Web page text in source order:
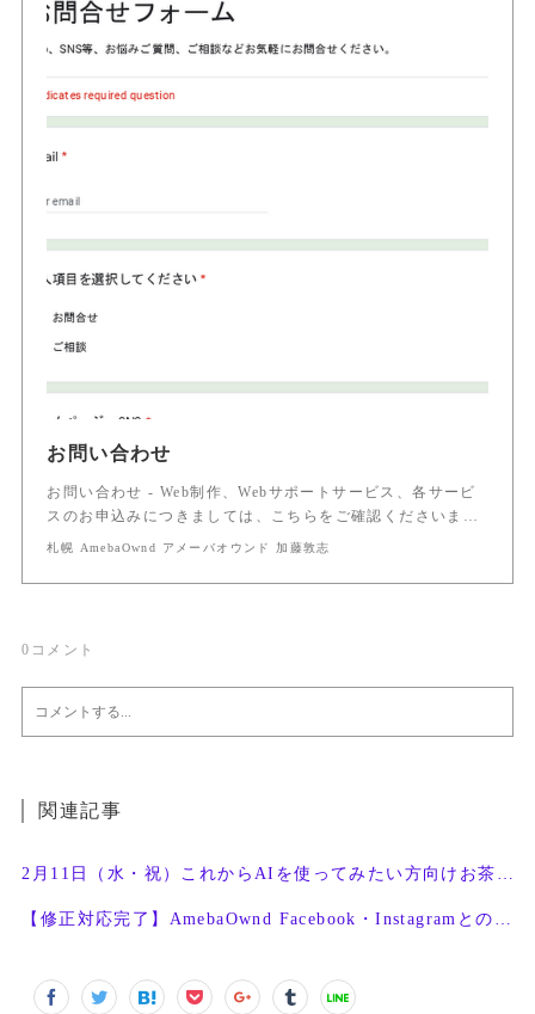
お問い合わせ
お問い合わせ - Web制作、Webサポートサービス、各サービ
スのお申込みにつきましては、こちらをご確認くださいま…
札幌 AmebaOwnd アメーバオウンド 加藤敦志
0 コメント
関連記事
2月11日（水・祝）これからAIを使ってみたい方向けお茶会開催
【修正対応完了】AmebaOwnd Facebook・Instagramとの連携機能